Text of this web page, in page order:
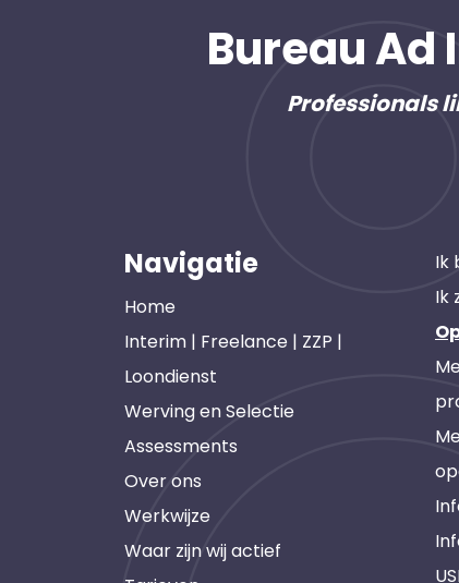
Bureau Ad
Professionals
Navigatie
Home
Interim | Freelance | ZZP |
Loondienst
Werving en Selectie
Assessments
Over ons
Werkwijze
Waar zijn wij actief
Ik
Ik